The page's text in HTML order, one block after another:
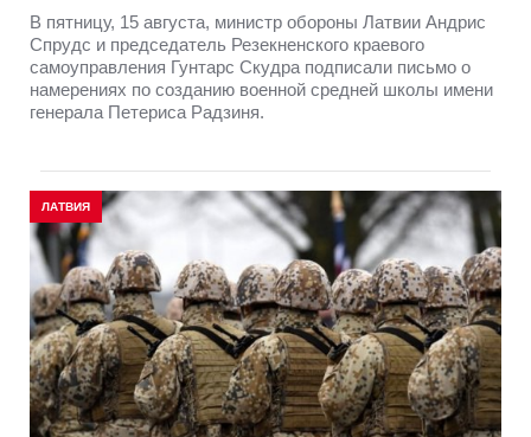
В пятницу, 15 августа, министр обороны Латвии Андрис
Спрудс и председатель Резекненского краевого
самоуправления Гунтарс Скудра подписали письмо о
намерениях по созданию военной средней школы имени
генерала Петериса Радзиня.
ЛАТВИЯ